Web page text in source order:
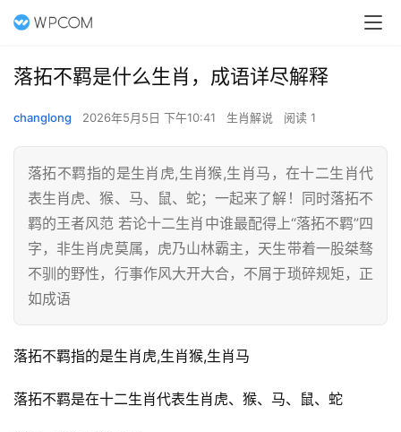
落拓不羁是什么生肖，成语详尽解释
changlong 2026年5月5日 下午10:41 生肖解说 阅读 1
落拓不羁指的是生肖虎,生肖猴,生肖马，在十二生肖代
表生肖虎、猴、马、鼠、蛇；一起来了解！同时落拓不
羁的王者风范 若论十二生肖中谁最配得上“落拓不羁”四
字，非生肖虎莫属，虎乃山林霸主，天生带着一股桀骜
不驯的野性，行事作风大开大合，不屑于琐碎规矩，正
如成语
落拓不羁指的是生肖虎,生肖猴,生肖马
落拓不羁是在十二生肖代表生肖虎、猴、马、鼠、蛇